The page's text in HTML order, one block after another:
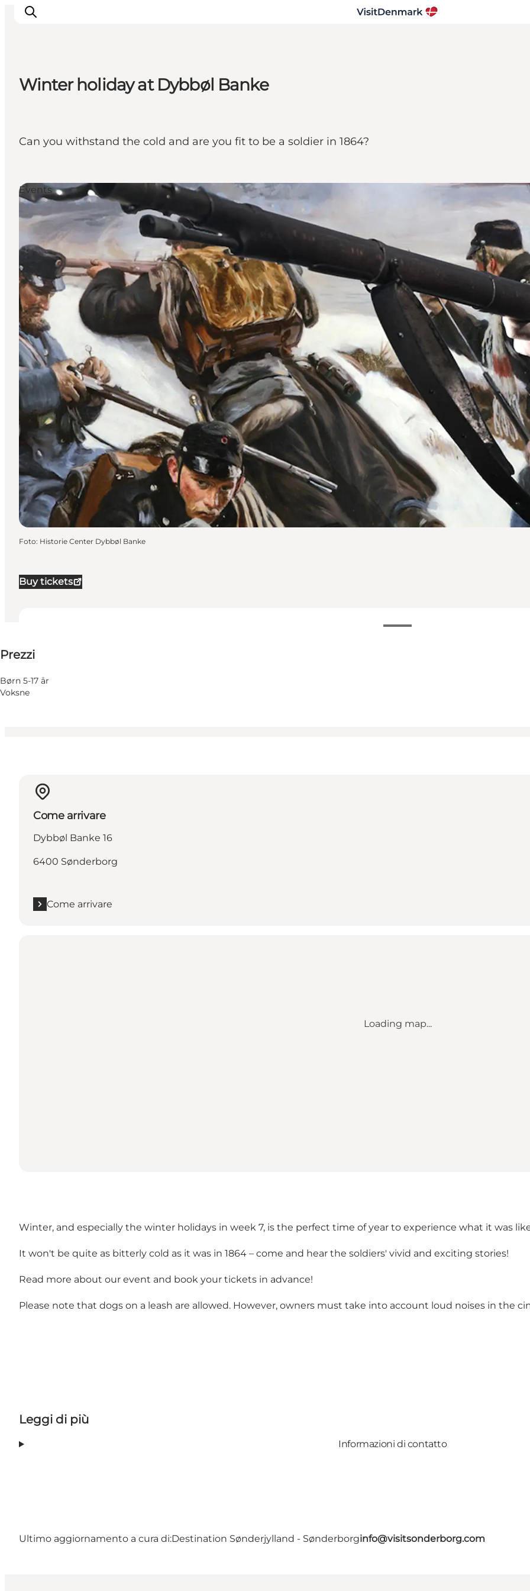
Cosa fare
Dove dormire
Winter holiday at Dybbøl Banke
Can you withstand the cold and are you fit to be a soldier in 1864?
Buy tickets
Prezzi
Børn 5-17 år
Voksne
Children
Events
Foto: Historie Center Dybbøl Banke
Come arrivare
Dybbøl Banke 16
6400 Sønderborg
Come arrivare
Loading map...
Winter, and especially the winter holidays in week 7, is the perfect time of year to experience what it was
It won't be quite as bitterly cold as it was in 1864 – come and hear the soldiers' vivid and exciting stories!
Read more about our event and book your tickets in advance!
Please note that dogs on a leash are allowed. However, owners must take into account loud noises in the
Leggi di più
Informazioni di contatto
Ultimo aggiornamento a cura di:Destination Sønderjylland - Sønderborginfo@visitsonderborg.com